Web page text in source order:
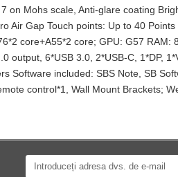
on Mohs scale, Anti-glare coating
Air Gap Touch points: Up to 40
core+A55*2 core; GPU: G57
output, 6*USB 3.0, 2*USB-C, 1*DP,
Software included: SBS Note, SB
control*1, Wall Mount Brackets;